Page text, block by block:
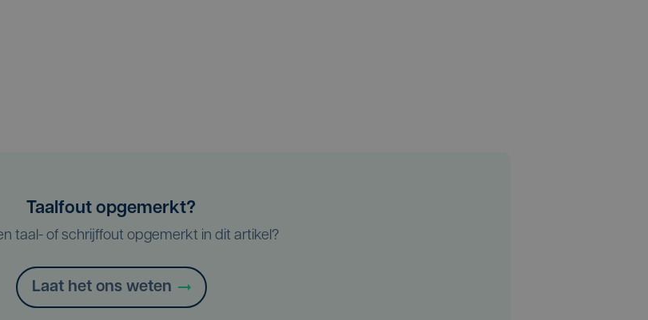
Taalfout opgemerkt?
taal- of schrijffout opgemerkt in dit artikel?
Laat het ons weten